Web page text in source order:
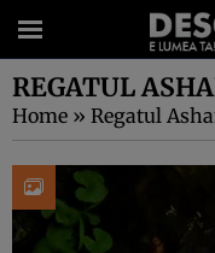
REGATUL
Home » Regatul